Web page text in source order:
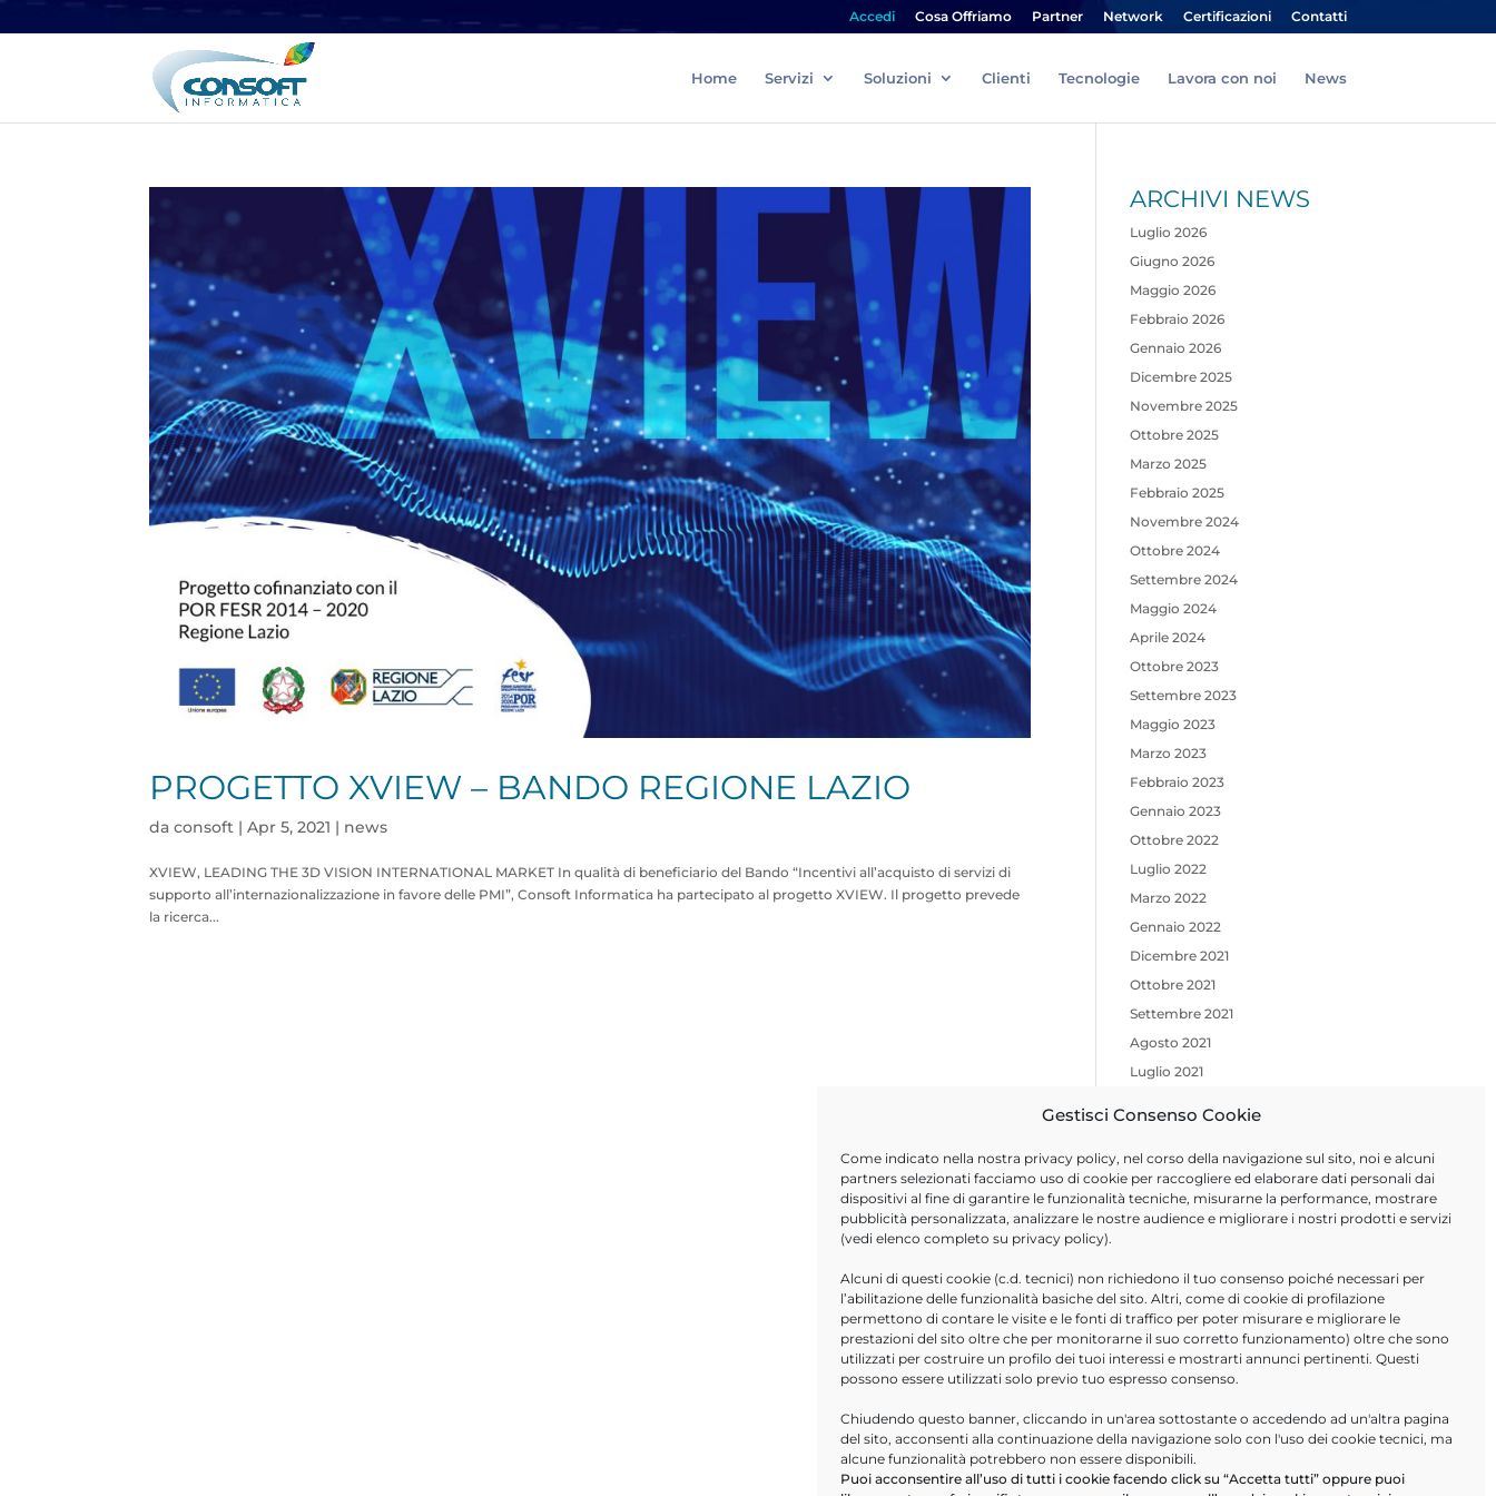
Gestisci Consenso Cookie
Come indicato nella nostra privacy policy, nel corso della navigazione sul sito, noi e alcuni
partners selezionati facciamo uso di cookie per raccogliere ed elaborare dati personali dai
dispositivi al fine di garantire le funzionalità tecniche, misurarne la performance, mostrare
pubblicità personalizzata, analizzare le nostre audience e migliorare i nostri prodotti e servizi
(vedi elenco completo su privacy policy).
Alcuni di questi cookie (c.d. tecnici) non richiedono il tuo consenso poiché necessari per
l’abilitazione delle funzionalità basiche del sito. Altri, come di cookie di profilazione
permettono di contare le visite e le fonti di traffico per poter misurare e migliorare le
prestazioni del sito oltre che per monitorarne il suo corretto funzionamento) oltre che sono
utilizzati per costruire un profilo dei tuoi interessi e mostrarti annunci pertinenti. Questi
possono essere utilizzati solo previo tuo espresso consenso.
Chiudendo questo banner, cliccando in un'area sottostante o accedendo ad un'altra pagina
del sito, acconsenti alla continuazione della navigazione solo con l'uso dei cookie tecnici, ma
alcune funzionalità potrebbero non essere disponibili.
Puoi acconsentire all’uso di tutti i cookie facendo click su “Accetta tutti” oppure puoi
Accedi Cosa Offriamo Partner Network Certificazioni Contatti
Home Servizi Soluzioni Clienti Tecnologie Lavora con noi News
PROGETTO XVIEW – BANDO REGIONE LAZIO
daconsoft |Apr 5, 2021 | news
XVIEW, LEADING THE 3D VISION INTERNATIONAL MARKET In qualità di beneficiario del Bando “Incentivi all’acquisto di servizi di
supporto all’internazionalizzazione in favore delle PMI”, Consoft Informatica ha partecipato al progetto XVIEW. Il progetto prevede
la ricerca...
ARCHIVI NEWS
Luglio 2026
Giugno 2026
Maggio 2026
Febbraio 2026
Gennaio 2026
Dicembre 2025
Novembre 2025
Ottobre 2025
Marzo 2025
Febbraio 2025
Novembre 2024
Ottobre 2024
Settembre 2024
Maggio 2024
Aprile 2024
Ottobre 2023
Settembre 2023
Maggio 2023
Marzo 2023
Febbraio 2023
Gennaio 2023
Ottobre 2022
Luglio 2022
Marzo 2022
Gennaio 2022
Dicembre 2021
Ottobre 2021
Settembre 2021
Agosto 2021
Luglio 2021
Febbraio 2021
Novembre 2020
Ottobre 2020
Marzo 2020
Febbraio 2020
Gennaio 2020
ULTIMI ARTICOLI
Help Desk Informatici
PA Digitale in cloud- webinar
16/09/2026